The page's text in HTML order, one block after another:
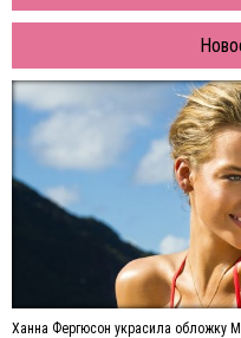
Ханна Фергюсон украсила обложку